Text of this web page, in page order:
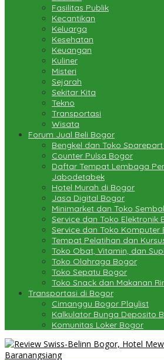
Fasilitas Publik
Kecantikan
Keluarga
Kesehatan
Keuangan
Kuliner
Misteri
Sejarah
Sekitar Kita
Tekno
Transportasi
Wisata
Forum Jual Beli Bogor
Bengkel dan Toko
Counter Pulsa Bogor
Daftar Tempat Lembaga
Jabodetabek
Hotel Murah di Bogor
Jasa Digital Bogor
Minimarket dan Toko
Service dan Toko Elektronik
Service dan Toko Komputer
Tempat Pelatihan dan
Toko Obat, Vitamin, dan
Toko Olahraga Bogor
Toko Sepatu Bogor
Toko Snack dan Makanan
Transportasi di Bogor
Cimanggu Bogor Playlist
Kalkulator Bunga Deposito
Komunitas Loker Bogor